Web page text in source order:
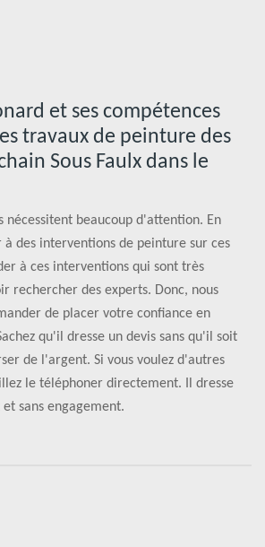
et ses compétences
travaux de peinture des
Sous Faulx dans le
nécessitent beaucoup d'attention. En
des interventions de peinture sur ces
à ces interventions qui sont très
rechercher des experts. Donc, nous
de placer votre confiance en
qu'il dresse un devis sans qu'il soit
de l'argent. Si vous voulez d'autres
le téléphoner directement. Il dresse
sans engagement.